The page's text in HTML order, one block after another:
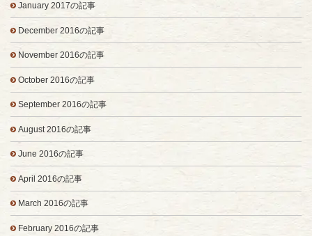
January 2017の記事
December 2016の記事
November 2016の記事
October 2016の記事
September 2016の記事
August 2016の記事
June 2016の記事
April 2016の記事
March 2016の記事
February 2016の記事